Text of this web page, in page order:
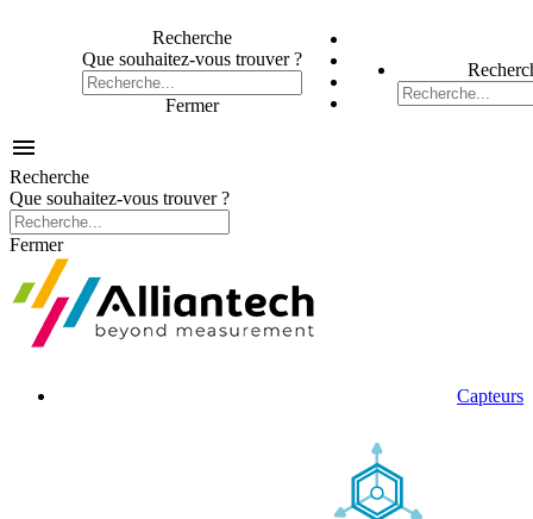
Recherche
Que souhaitez-vous trouver ?
Fermer

Recherche
Que souhaitez-vous trouver ?
Fermer
Capteurs